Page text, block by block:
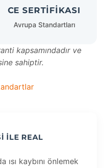
CE SERTIFIKASI
Avrupa Standartları
kapsamındadır ve
sahiptir.
ILE REAL
ısı kaybını önlemek